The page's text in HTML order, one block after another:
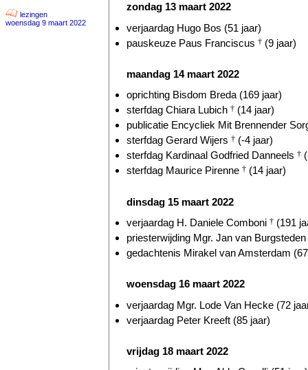
lezingen
woensdag 9 maart 2022
zondag 13 maart 2022
verjaardag Hugo Bos (51 jaar)
pauskeuze Paus Franciscus † (9 jaar)
maandag 14 maart 2022
oprichting Bisdom Breda (169 jaar)
sterfdag Chiara Lubich † (14 jaar)
publicatie Encycliek Mit Brennender
sterfdag Gerard Wijers † (-4 jaar)
sterfdag Kardinaal Godfried Danneels †
sterfdag Maurice Pirenne † (14 jaar)
dinsdag 15 maart 2022
verjaardag H. Daniele Comboni † (191
priesterwijding Mgr. Jan van
gedachtenis Mirakel van Amsterdam
woensdag 16 maart 2022
verjaardag Mgr. Lode Van Hecke (72
verjaardag Peter Kreeft (85 jaar)
vrijdag 18 maart 2022